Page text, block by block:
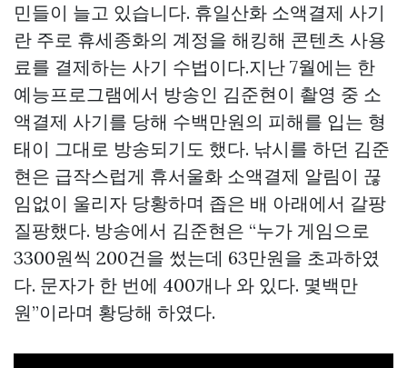
민들이 늘고 있습니다. 휴일산화 소액결제 사기
란 주로 휴세종화의 계정을 해킹해 콘텐츠 사용
료를 결제하는 사기 수법이다.지난 7월에는 한
예능프로그램에서 방송인 김준현이 촬영 중 소
액결제 사기를 당해 수백만원의 피해를 입는 형
태이 그대로 방송되기도 했다. 낚시를 하던 김준
현은 급작스럽게 휴서울화 소액결제 알림이 끊
임없이 울리자 당황하며 좁은 배 아래에서 갈팡
질팡했다. 방송에서 김준현은 “누가 게임으로
3300원씩 200건을 썼는데 63만원을 초과하였
다. 문자가 한 번에 400개나 와 있다. 몇백만
원”이라며 황당해 하였다.